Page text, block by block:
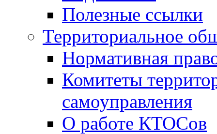
Полезные ссылки
Территориальное
Нормативная
Комитеты
самоуправления
О работе КТОСов